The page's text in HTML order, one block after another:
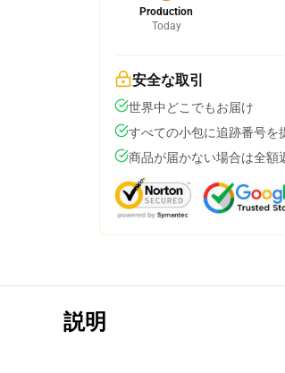
Production
Today
安全な取引
世界中どこでもお届け
すべての小包に追跡番号を
商品が届かない場合は全額
説明